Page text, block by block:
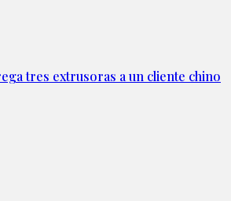
tres extrusoras a un cliente chino